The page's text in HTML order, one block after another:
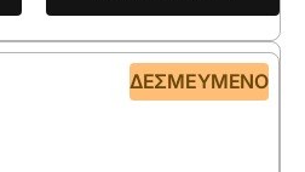
ΔΕΣΜΕΥΜΈΝΟ